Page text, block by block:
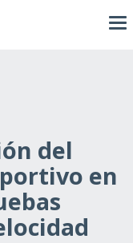
del
en